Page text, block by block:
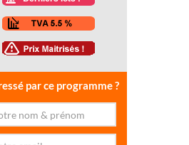
par ce programme ?